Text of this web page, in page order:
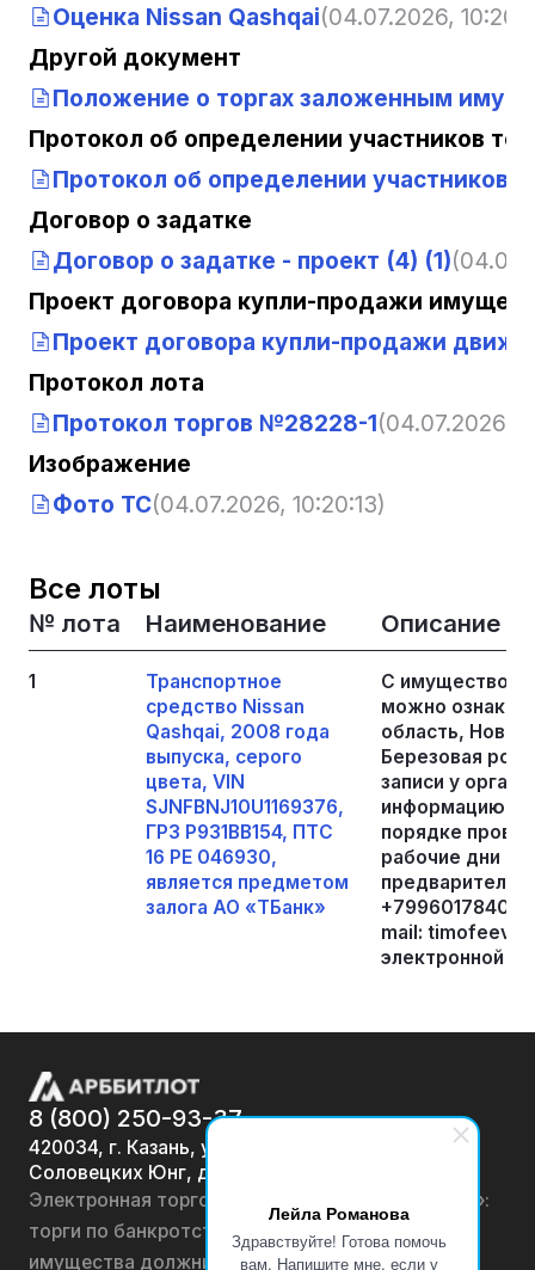
Лейла Романова
Здравствуйте! Готова помочь
вам. Напишите мне, если у
Оценка Nissan Qashqai(04.07.2026,
Другой документ
Положение о торгах заложенным
Протокол об определении участников
Протокол об определении участников
Договор о задатке
Договор о задатке - проект (4) (1)
Проект договора купли-продажи
Проект договора купли-продажи
Протокол лота
Протокол торгов №28228-1(04.07.2026,
Изображение
Фото ТС(04.07.2026, 10:20:13)
Все лоты
№ лота Наименование Описание
1
Транспортное
средство Nissan
Qashqai, 2008 года
выпуска, серого
цвета, VIN
SJNFBNJ10U1169376,
ГРЗ Р931ВВ154, ПТС
16 РЕ 046930,
является предметом
залога АО «ТБанк»
С имуществом,
можно
область,
Березовая
записи у
информацию о
порядке
рабочие дни с
+79960178409,
mail:
электронной
8 (800) 250-93-37
420034, г. Казань, ул.
Соловецких Юнг, д. 7
Электронная торговая площадка «АРББИТЛОТ»:
торги по банкротству, лоты по продаже
имущества должников физических лиц и